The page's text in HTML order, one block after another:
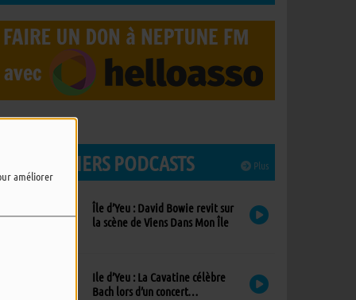
améliorer
Plus
LES DERNIERS PODCASTS
Île d’Yeu : David Bowie revit sur
la scène de Viens Dans Mon Île
Ile d’Yeu : La Cavatine célèbre
Bach lors d’un concert